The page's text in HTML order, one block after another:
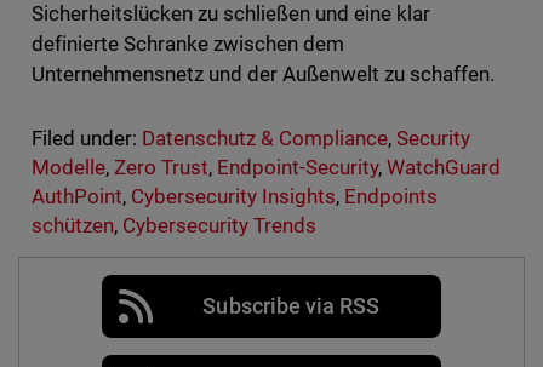
Sicherheitslücken zu schließen und eine klar
definierte Schranke zwischen dem
Unternehmensnetz und der Außenwelt zu schaffen.
Filed under: Datenschutz & Compliance,Security
Modelle, Zero Trust, Endpoint-Security,WatchGuard
AuthPoint, Cybersecurity Insights, Endpoints
schützen, Cybersecurity Trends
Subscribe via RSS